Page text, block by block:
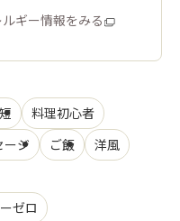
ギー情報をみる
料理初心者
ージ ご飯
洋風
ゼロ